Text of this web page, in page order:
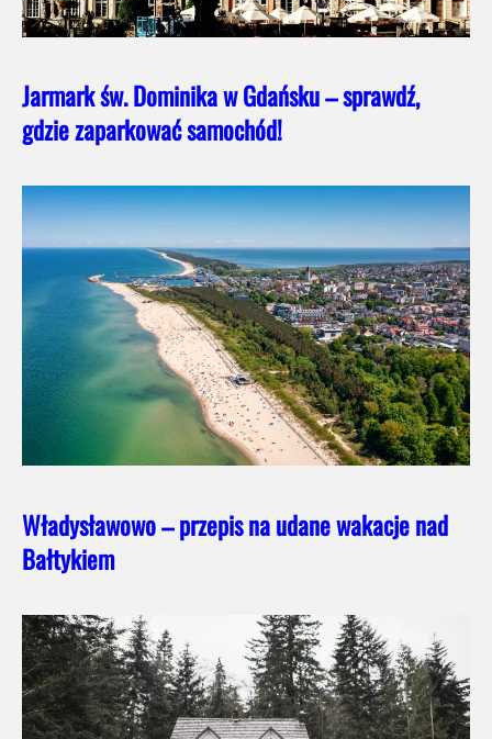
Jarmark św. Dominika w Gdańsku – sprawdź,
gdzie zaparkować samochód!
Władysławowo – przepis na udane wakacje nad
Bałtykiem